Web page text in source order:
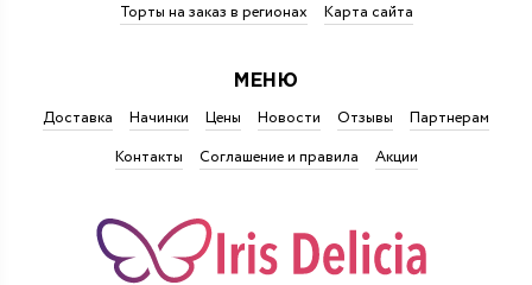
Торты на заказ в регионах
Карта сайта
МЕНЮ
Доставка Начинки Цены Новости Отзывы
Партнерам
Контакты
Соглашение и правила Акции